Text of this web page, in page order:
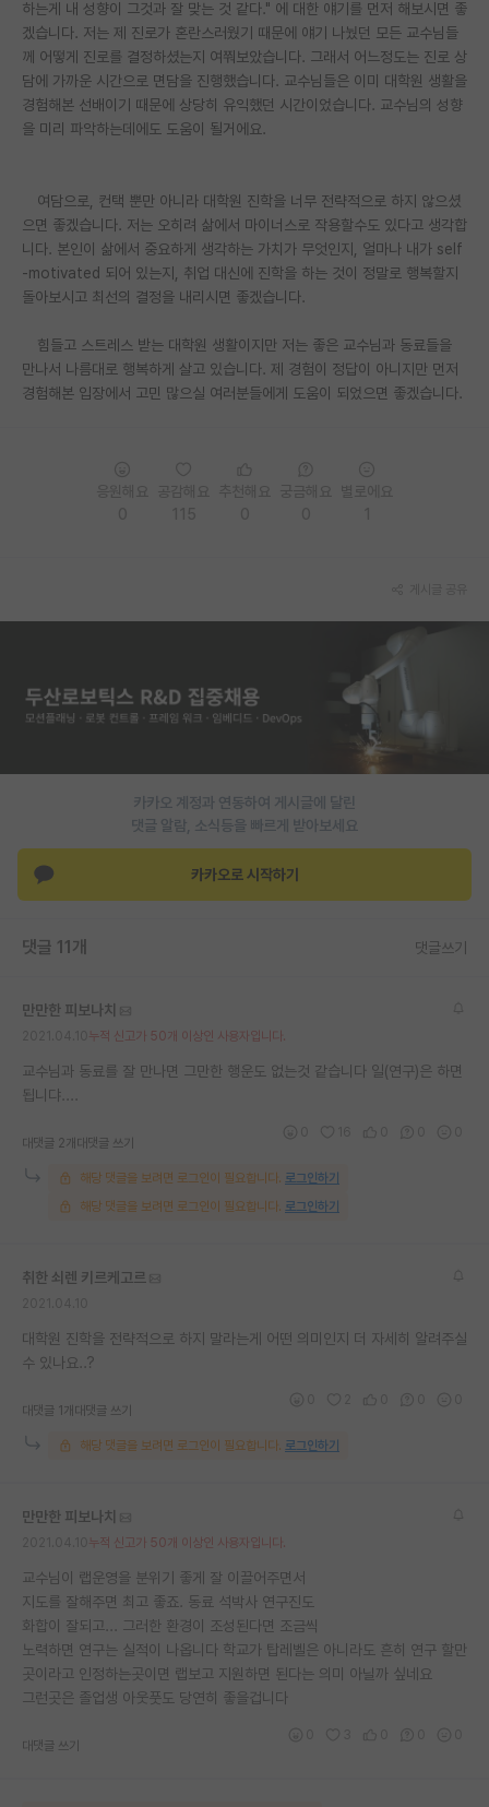
하는게 내 성향이 그것과 잘 맞는 것 같다." 에 대한 얘기를 먼저 해보시면 좋
겠습니다. 저는 제 진로가 혼란스러웠기 때문에 얘기 나눴던 모든 교수님들
께 어떻게 진로를 결정하셨는지 여쭤보았습니다. 그래서 어느정도는 진로 상
담에 가까운 시간으로 면담을 진행했습니다. 교수님들은 이미 대학원 생활을
경험해본 선배이기 때문에 상당히 유익했던 시간이었습니다. 교수님의 성향
을 미리 파악하는데에도 도움이 될거에요.
여담으로, 컨택 뿐만 아니라 대학원 진학을 너무 전략적으로 하지 않으셨
으면 좋겠습니다. 저는 오히려 삶에서 마이너스로 작용할수도 있다고 생각합
니다. 본인이 삶에서 중요하게 생각하는 가치가 무엇인지, 얼마나 내가 self
-motivated 되어 있는지, 취업 대신에 진학을 하는 것이 정말로 행복할지
돌아보시고 최선의 결정을 내리시면 좋겠습니다.
힘들고 스트레스 받는 대학원 생활이지만 저는 좋은 교수님과 동료들을
만나서 나름대로 행복하게 살고 있습니다. 제 경험이 정답이 아니지만 먼저
경험해본 입장에서 고민 많으실 여러분들에게 도움이 되었으면 좋겠습니다.
카카오 계정과 연동하여 게시글에 달린
댓글 알람, 소식등을 빠르게 받아보세요
카카오로 시작하기
댓글 11개 댓글쓰기
만만한 피보나치
누적 신고가 50개 이상인 사용자입니다.
교수님과 동료를 잘 만나면 그만한 행운도 없는것 같습니다 일(연구)은 하면
됩니댜....
대댓글 2개 대댓글 쓰기
해당 댓글을 보려면 로그인이 필요합니다. 로그인하기
해당 댓글을 보려면 로그인이 필요합니다. 로그인하기
취한 쇠렌 키르케고르
대학원 진학을 전략적으로 하지 말라는게 어떤 의미인지 더 자세히 알려주실
수 있나요..?
대댓글 1개 대댓글 쓰기
해당 댓글을 보려면 로그인이 필요합니다. 로그인하기
만만한 피보나치
누적 신고가 50개 이상인 사용자입니다.
교수님이 랩운영을 분위기 좋게 잘 이끌어주면서
지도를 잘해주면 최고 좋죠. 동료 석박사 연구진도
화합이 잘되고... 그러한 환경이 조성된다면 조금씩
노력하면 연구는 실적이 나옵니다 학교가 탑레벨은 아니라도 흔히 연구 할만
곳이라고 인정하는곳이면 랩보고 지원하면 된다는 의미 아닐까 싶네요
그런곳은 졸업생 아웃풋도 당연히 좋을겁니다
대댓글 쓰기